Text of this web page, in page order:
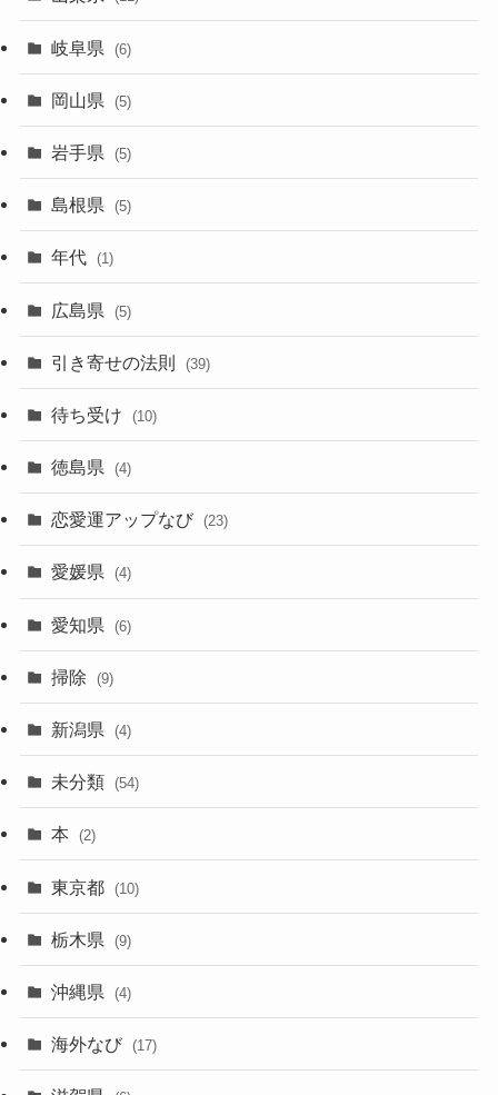
岐阜県 (6)
岡山県 (5)
岩手県 (5)
島根県 (5)
年代 (1)
広島県 (5)
引き寄せの法則 (39)
待ち受け (10)
徳島県 (4)
恋愛運アップなび (23)
愛媛県 (4)
愛知県 (6)
掃除 (9)
新潟県 (4)
未分類 (54)
本 (2)
東京都 (10)
栃木県 (9)
沖縄県 (4)
海外なび (17)